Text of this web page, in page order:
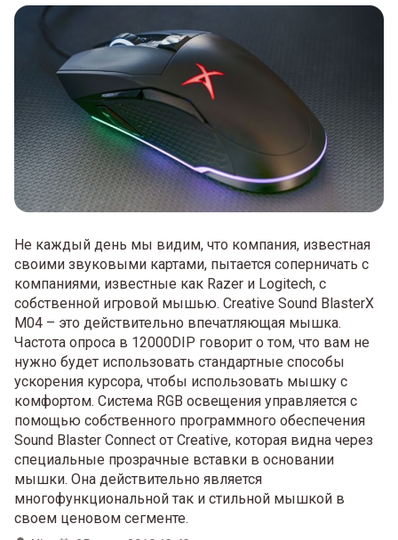
Не каждый день мы видим, что компания, известная
своими звуковыми картами, пытается соперничать с
компаниями, известные как Razer и Logitech, с
собственной игровой мышью. Creative Sound BlasterX
M04 – это действительно впечатляющая мышка.
Частота опроса в 12000DIP говорит о том, что вам не
нужно будет использовать стандартные способы
ускорения курсора, чтобы использовать мышку с
комфортом. Система RGB освещения управляется с
помощью собственного программного обеспечения
Sound Blaster Connect от Creative, которая видна через
специальные прозрачные вставки в основании
мышки. Она действительно является
многофункциональной так и стильной мышкой в
своем ценовом сегменте.